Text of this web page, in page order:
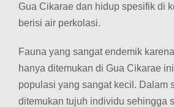
Gua Cikarae dan hidup spesifik di
berisi air perkolasi.
Fauna yang sangat endemik
hanya ditemukan di Gua Cikarae
populasi yang sangat kecil. Dalam
ditemukan tujuh individu sehingga